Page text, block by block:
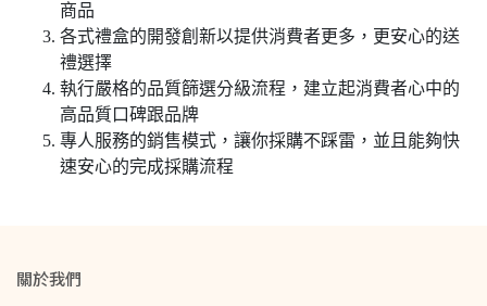
商品
各式禮盒的開發創新以提供消費者更多，更安心的送
禮選擇
執行嚴格的品質篩選分級流程，建立起消費者心中的
高品質口碑跟品牌
專人服務的銷售模式，讓你採購不踩雷，並且能夠快
速安心的完成採購流程
關於我們